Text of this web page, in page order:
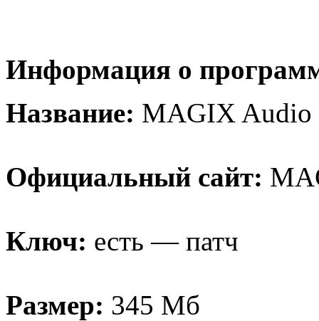
Информация о
Название: MAGIX Audio
Официальный сайт:
Ключ: есть — патч
Размер: 345 Мб